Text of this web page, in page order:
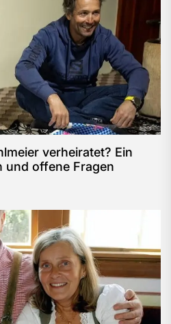
verheiratet? Ein
und offene Fragen